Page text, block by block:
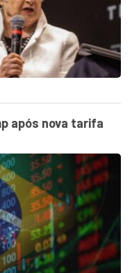
após nova tarifa